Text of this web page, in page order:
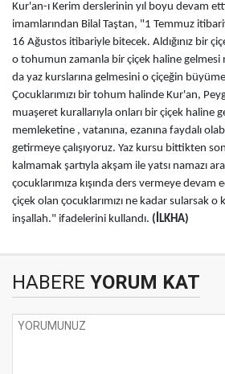
Kur'an-ı Kerim derslerinin yıl boyu devam
imamlarından Bilal Taştan, "1 Temmuz
16 Ağustos itibariyle bitecek. Aldığınız bir
o tohumun zamanla bir çiçek haline gelmesi
da yaz kurslarına gelmesini o çiçeğin
Çocuklarımızı bir tohum halinde Kur'an,
muaşeret kurallarıyla onları bir çiçek haline
memleketine , vatanına, ezanına faydalı
getirmeye çalışıyoruz. Yaz kursu bittikten
kalmamak şartıyla akşam ile yatsı namazı
çocuklarımıza kışında ders vermeye
çiçek olan çocuklarımızı ne kadar sularsak
inşallah." ifadelerini kullandı. (İLKHA)
HABERE YORUM KAT